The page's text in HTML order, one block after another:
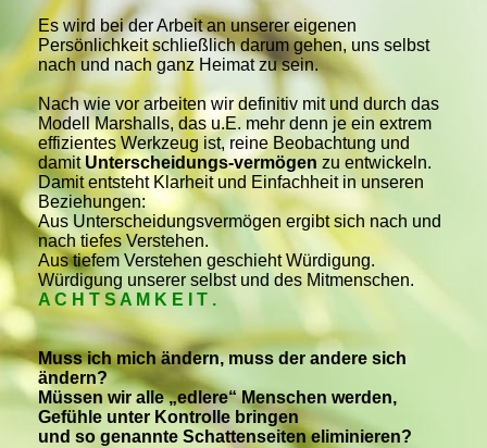
Es wird bei der Arbeit an unserer eigenen
Persönlichkeit schließlich darum gehen, uns selbst
nach und nach ganz Heimat zu sein.
Nach wie vor arbeiten wir definitiv mit und durch das
Modell Marshalls, das u.E. mehr denn je ein extrem
effizientes Werkzeug ist, reine Beobachtung und
damitUnterscheidungs-vermögen zu entwickeln.
Damit entsteht Klarheit und Einfachheit in unseren
Beziehungen:
Aus Unterscheidungsvermögen ergibt sich nach und
nach tiefes Verstehen.
Aus tiefem Verstehen geschieht Würdigung.
Würdigung unserer selbst und des Mitmenschen.
A C H T S A M K E I T .
Muss ich mich ändern, muss der andere sich
ändern?
Müssen wir alle „edlere“ Menschen werden,
Gefühle unter Kontrolle bringen
und so genannte Schattenseiten eliminieren?